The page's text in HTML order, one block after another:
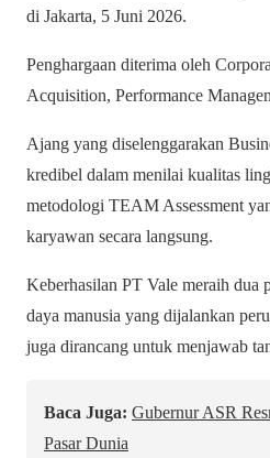
di Jakarta, 5 Juni 2026.
Penghargaan diterima oleh
Acquisition, Performance
Ajang yang diselenggarakan
kredibel dalam menilai kualitas
metodologi TEAM Assessment
karyawan secara langsung.
Keberhasilan PT Vale meraih dua
daya manusia yang dijalankan
juga dirancang untuk menjawab
Baca Juga: Gubernur ASR
Pasar Dunia